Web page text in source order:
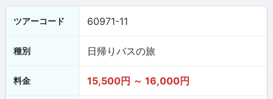
ツアーコード 60971-11
種別 日帰りバスの旅
料金 15,500円 ～ 16,000円